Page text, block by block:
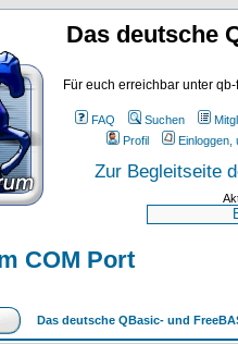
Das deutsche
Für euch erreichbar unter
FAQ Suchen
Profil
Einloggen,
Zur Begleitseite
COM Port
Das deutsche QBasic- und